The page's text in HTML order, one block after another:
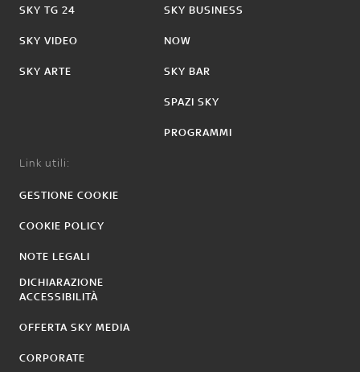
SKY TG 24
SKY VIDEO
SKY ARTE
SKY BUSINESS
NOW
SKY BAR
SPAZI SKY
PROGRAMMI
Link utili:
GESTIONE COOKIE
COOKIE POLICY
NOTE LEGALI
DICHIARAZIONE
ACCESSIBILITÀ
OFFERTA SKY MEDIA
CORPORATE